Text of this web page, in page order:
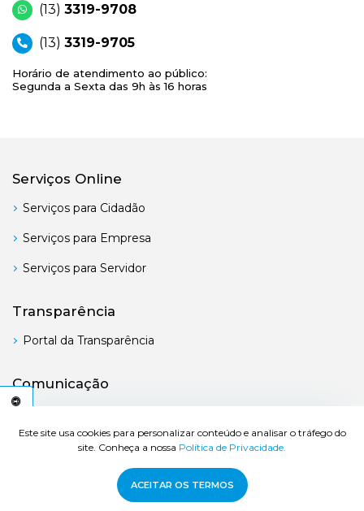
Este site usa cookies para personalizar conteúdo e analisar o tráfego do
site. Conheça a nossa Política de Privacidade.
ACEITAR OS TERMOS
A
(13) 3319-9708
(13) 3319-9705
Horário de atendimento ao público:
Segunda a Sexta das 9h às 16 horas
Serviços Online
Serviços para Cidadão
Serviços para Empresa
Serviços para Servidor
Transparência
Portal da Transparência
Comunicação
© 2026 Prefeitura de Bertioga - Todos os direitos reservados.
Desenvolvido por